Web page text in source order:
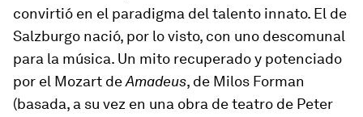
convirtió en el paradigma del talento innato. El de
Salzburgo nació, por lo visto, con uno descomunal
para la música. Un mito recuperado y potenciado
por el Mozart deAmadeus, de Milos Forman
(basada, a su vez en una obra de teatro de Peter